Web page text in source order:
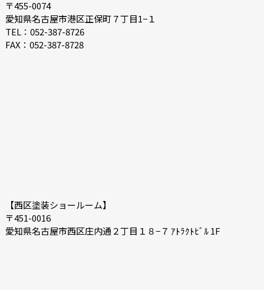
2021-04
2021-02
2020-12
〒455-0074
愛知県名古屋市港区正保町７丁目1−１
TEL：052-387-8726
FAX：052-387-8728
【西区塗装ショールーム】
〒451-0016
愛知県名古屋市西区庄内通２丁目１８−７ ｱﾄﾗｸﾄﾋﾞﾙ 1F